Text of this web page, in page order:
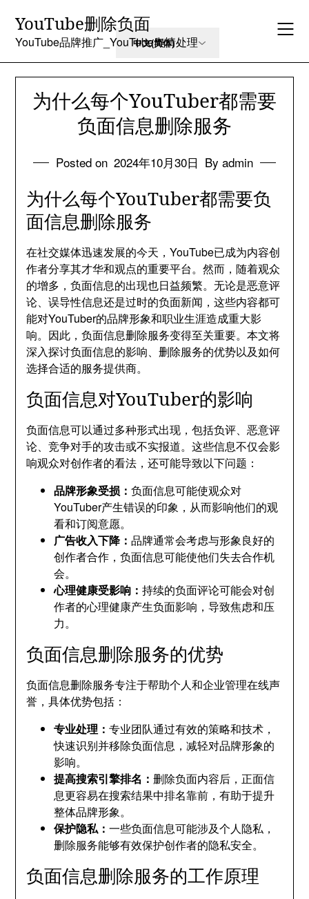
content
YouTube删除负面
YouTube品牌推广_YouTube舆情处理
为什么每个YouTuber都需要
负面信息删除服务
Posted on 2024年10月30日 By admin
为什么每个YouTuber都需要负
面信息删除服务
在社交媒体迅速发展的今天，YouTube已成为内容创
作者分享其才华和观点的重要平台。然而，随着观众
的增多，负面信息的出现也日益频繁。无论是恶意评
论、误导性信息还是过时的负面新闻，这些内容都可
能对YouTuber的品牌形象和职业生涯造成重大影
响。因此，负面信息删除服务变得至关重要。本文将
深入探讨负面信息的影响、删除服务的优势以及如何
选择合适的服务提供商。
负面信息对YouTuber的影响
负面信息可以通过多种形式出现，包括负评、恶意评
论、竞争对手的攻击或不实报道。这些信息不仅会影
响观众对创作者的看法，还可能导致以下问题：
品牌形象受损：负面信息可能使观众对
YouTuber产生错误的印象，从而影响他们的观
看和订阅意愿。
广告收入下降：品牌通常会考虑与形象良好的
创作者合作，负面信息可能使他们失去合作机
会。
心理健康受影响：持续的负面评论可能会对创
作者的心理健康产生负面影响，导致焦虑和压
力。
负面信息删除服务的优势
负面信息删除服务专注于帮助个人和企业管理在线声
誉，具体优势包括：
专业处理：专业团队通过有效的策略和技术，
快速识别并移除负面信息，减轻对品牌形象的
影响。
提高搜索引擎排名：删除负面内容后，正面信
息更容易在搜索结果中排名靠前，有助于提升
整体品牌形象。
保护隐私：一些负面信息可能涉及个人隐私，
删除服务能够有效保护创作者的隐私安全。
负面信息删除服务的工作原理